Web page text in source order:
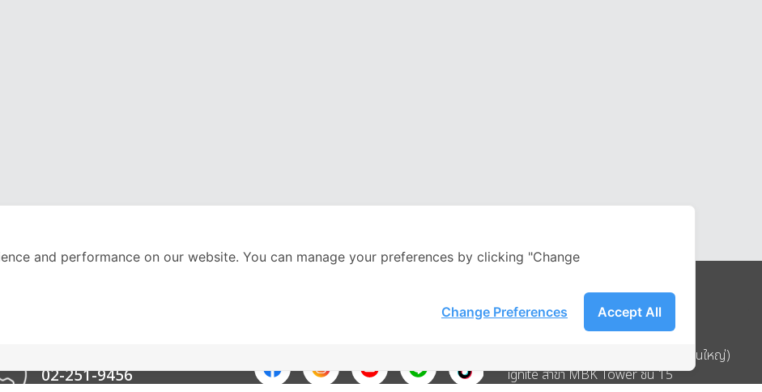
02-251-9456
Address
บริษัท อิกไนท์ เอ สตาร์ จำกัด (สำนักงานใหญ่)
ignite สาขา MBK Tower ชั้น 15
and performance on our website. You can manage your preferences by clicking "Change
Accept All
Change Preferences